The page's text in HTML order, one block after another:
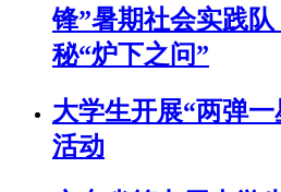
锋”暑期社会实践
秘“炉下之问”
大学生开展“两弹
活动